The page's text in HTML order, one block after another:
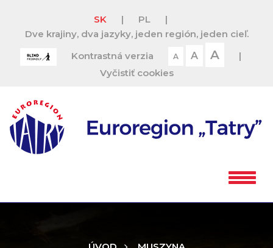
SK | PL
|
Dve krajiny, dva jazyky, jeden región, jeden cieľ.
Kontrastná verzia
A A A
|
Vyčistiť cookies